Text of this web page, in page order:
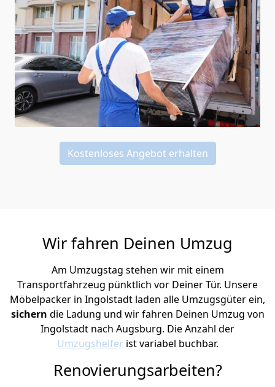
Kostenloses Angebot erhalten
Wir fahren Deinen Umzug
Am Umzugstag stehen wir mit einem
Transportfahrzeug pünktlich vor Deiner Tür. Unsere
Möbelpacker in Ingolstadt laden alle Umzugsgüter ein,
sichern die Ladung und wir fahren Deinen Umzug von
Ingolstadt nach Augsburg. Die Anzahl der
Umzugshelfer ist variabel buchbar.
Renovierungsarbeiten?